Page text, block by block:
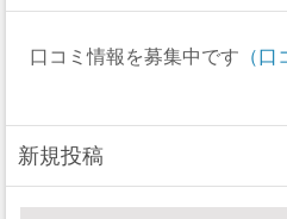
強盗
加重暴行
口コミ情報を募集中です （
新規投稿